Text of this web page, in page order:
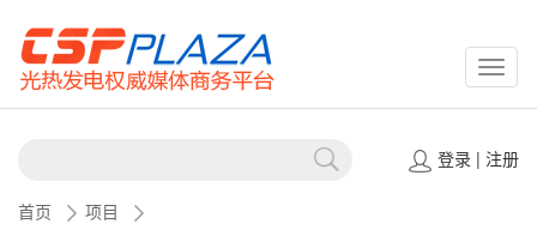
登录| 注册
首页 项目